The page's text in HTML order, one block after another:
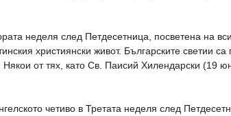
неделя след Петдесетница, посветена на
християнски живот. Българските светии
Някои от тях, като Св. Паисий Хилендарски
четиво в Третата неделя след